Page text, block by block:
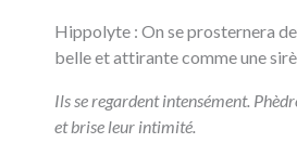
Hippolyte : On se prosternera
belle et attirante comme une
Ils se regardent intensément.
et brise leur intimité.